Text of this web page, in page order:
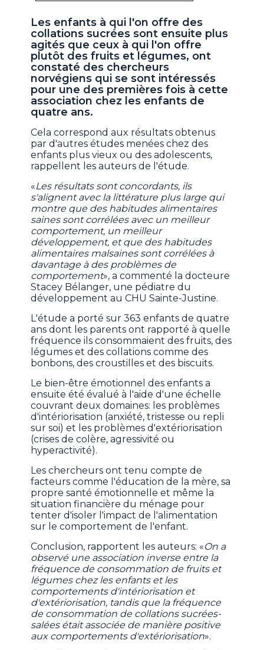
Les enfants à qui l'on offre des
collations sucrées sont ensuite plus
agités que ceux à qui l'on offre
plutôt des fruits et légumes, ont
constaté des chercheurs
norvégiens qui se sont intéressés
pour une des premières fois à cette
association chez les enfants de
quatre ans.
Cela correspond aux résultats obtenus
par d'autres études menées chez des
enfants plus vieux ou des adolescents,
rappellent les auteurs de l'étude.
«Les résultats sont concordants, ils
s'alignent avec la littérature plus large qui
montre que des habitudes alimentaires
saines sont corrélées avec un meilleur
comportement, un meilleur
développement, et que des habitudes
alimentaires malsaines sont corrélées à
davantage à des problèmes de
comportement», a commenté la docteure
Stacey Bélanger, une pédiatre du
développement au CHU Sainte-Justine.
L'étude a porté sur 363 enfants de quatre
ans dont les parents ont rapporté à quelle
fréquence ils consommaient des fruits, des
légumes et des collations comme des
bonbons, des croustilles et des biscuits.
Le bien-être émotionnel des enfants a
ensuite été évalué à l'aide d'une échelle
couvrant deux domaines: les problèmes
d'intériorisation (anxiété, tristesse ou repli
sur soi) et les problèmes d'extériorisation
(crises de colère, agressivité ou
hyperactivité).
Les chercheurs ont tenu compte de
facteurs comme l'éducation de la mère, sa
propre santé émotionnelle et même la
situation financière du ménage pour
tenter d'isoler l'impact de l'alimentation
sur le comportement de l'enfant.
Conclusion, rapportent les auteurs: «On a
observé une association inverse entre la
fréquence de consommation de fruits et
légumes chez les enfants et les
comportements d'intériorisation et
d'extériorisation, tandis que la fréquence
de consommation de collations sucrées-
salées était associée de manière positive
aux comportements d'extériorisation».